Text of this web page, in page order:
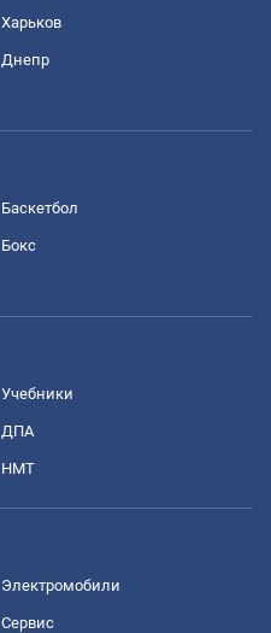
Харьков
Днепр
Баскетбол
Бокс
Учебники
ДПА
НМТ
Электромобили
Сервис